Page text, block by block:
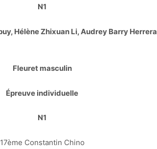
N1
Hélène Zhixuan Li,Audrey Barry Herrera
Fleuret masculin
Épreuve individuelle
N1
17ème Constantin Chino